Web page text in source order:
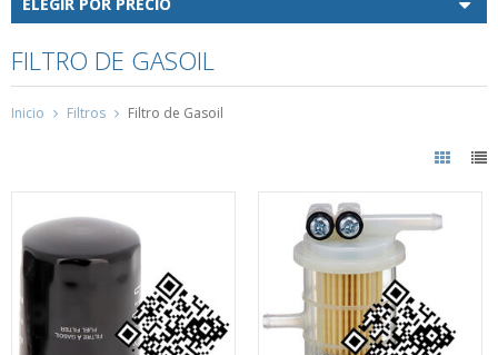
FILTRO DE GASOIL
Inicio Filtros Filtro de Gasoil